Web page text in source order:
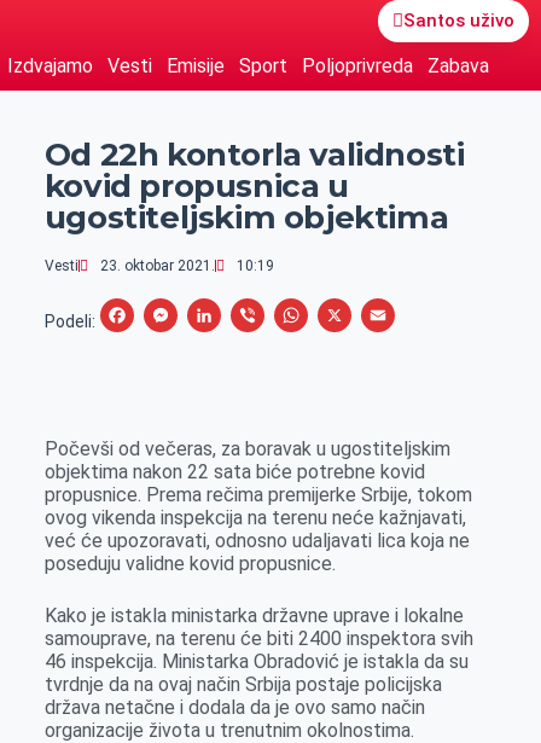
Santos uživo
Izdvajamo Vesti Emisije Sport Poljoprivreda Zabava
Od 22h kontorla validnosti
kovid propusnica u
ugostiteljskim objektima
Vesti 23. oktobar 2021. 10:19
Podeli:
F
b
o
o
k
M
e
n
g
e
L
e
d
I
n
V
r
W
s
A
p
p
X
E
l
Počevši od večeras, za boravak u ugostiteljskim
objektima nakon 22 sata biće potrebne kovid
propusnice. Prema rečima premijerke Srbije, tokom
ovog vikenda inspekcija na terenu neće kažnjavati,
već će upozoravati, odnosno udaljavati lica koja ne
poseduju validne kovid propusnice.
Kako je istakla ministarka državne uprave i lokalne
samouprave, na terenu će biti 2400 inspektora svih
46 inspekcija. Ministarka Obradović je istakla da su
tvrdnje da na ovaj način Srbija postaje policijska
država netačne i dodala da je ovo samo način
organizacije života u trenutnim okolnostima.